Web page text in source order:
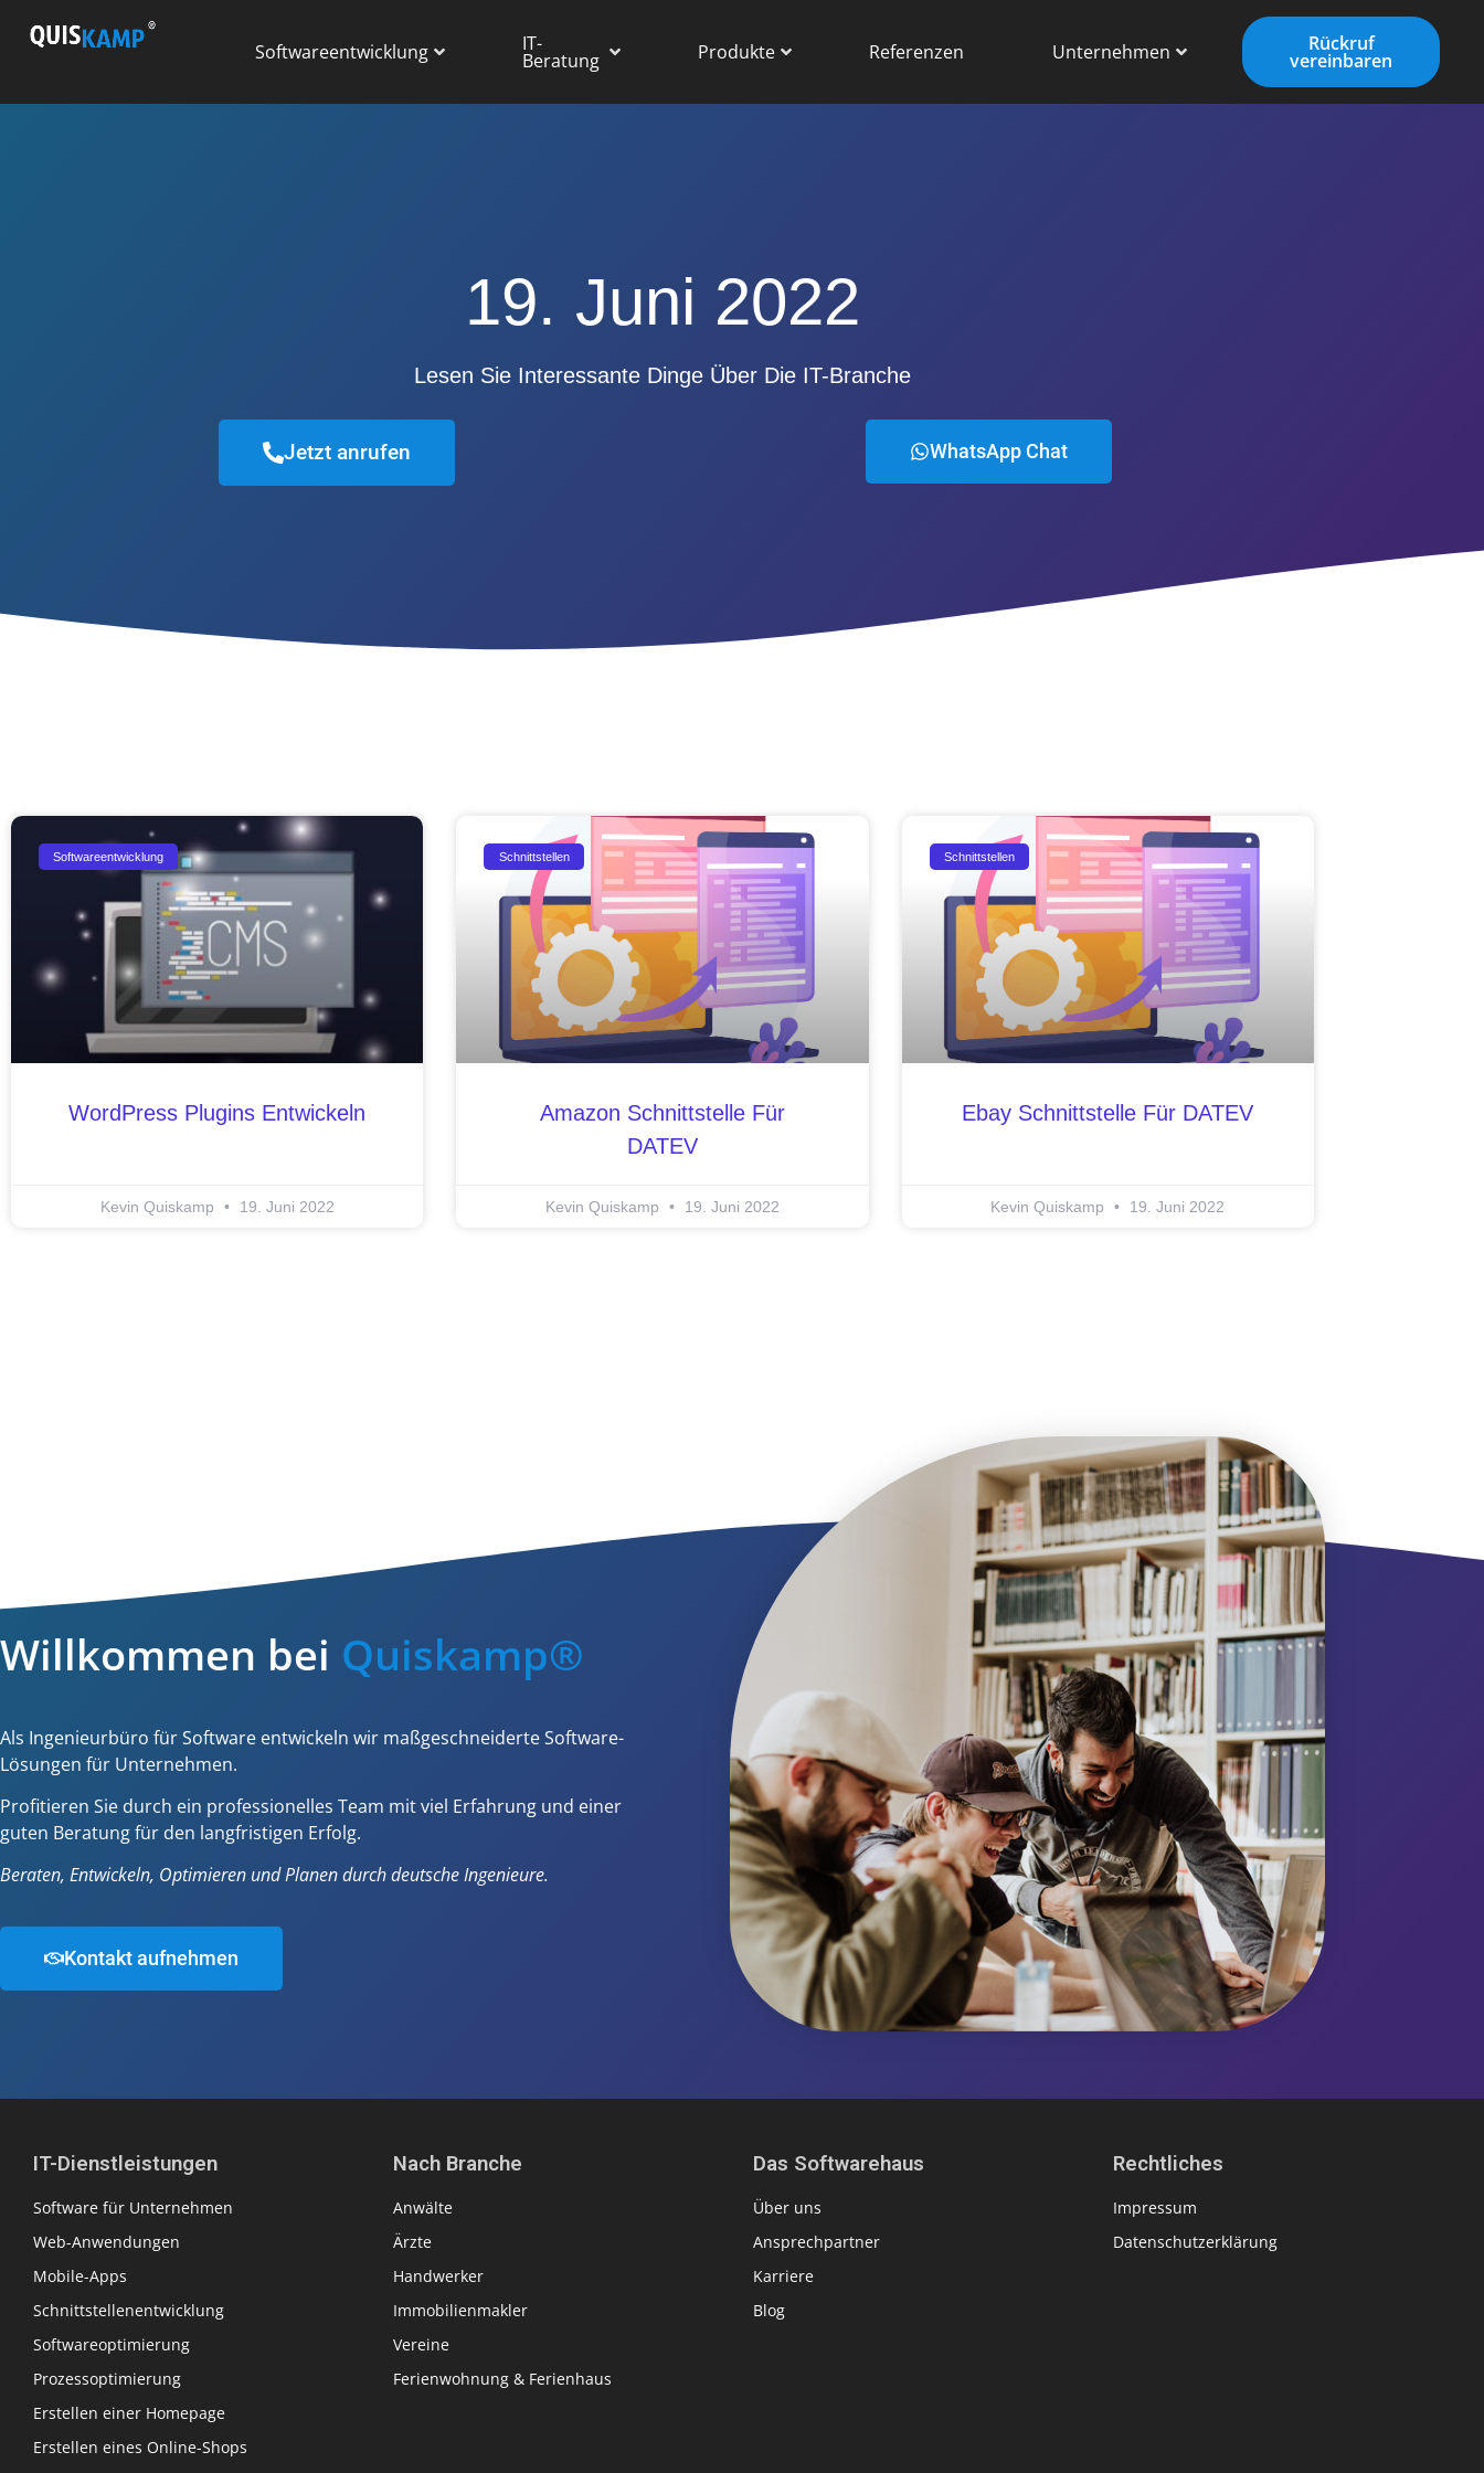
Softwareentwicklung IT-
Beratung Produkte Referenzen Unternehmen Rückruf
vereinbaren
19. Juni 2022
Lesen Sie Interessante Dinge Über Die IT-Branche
Jetzt anrufen WhatsApp Chat
Softwareentwicklung
WordPress Plugins Entwickeln
Kevin Quiskamp 19. Juni 2022
Schnittstellen
Amazon Schnittstelle Für
DATEV
Kevin Quiskamp 19. Juni 2022
Schnittstellen
Ebay Schnittstelle Für DATEV
Kevin Quiskamp 19. Juni 2022
Willkommen bei Quiskamp®
Als Ingenieurbüro für Software entwickeln wir maßgeschneiderte Software-
Lösungen für Unternehmen.
Profitieren Sie durch ein professionelles Team mit viel Erfahrung und einer
guten Beratung für den langfristigen Erfolg.
Beraten, Entwickeln, Optimieren und Planen durch deutsche Ingenieure.
Kontakt aufnehmen
IT-Dienstleistungen
Software für Unternehmen
Web-Anwendungen
Mobile-Apps
Schnittstellenentwicklung
Softwareoptimierung
Prozessoptimierung
Erstellen einer Homepage
Erstellen eines Online-Shops
Nach Branche
Anwälte
Ärzte
Handwerker
Immobilienmakler
Vereine
Ferienwohnung & Ferienhaus
Das Softwarehaus
Über uns
Ansprechpartner
Karriere
Blog
Rechtliches
Impressum
Datenschutzerklärung